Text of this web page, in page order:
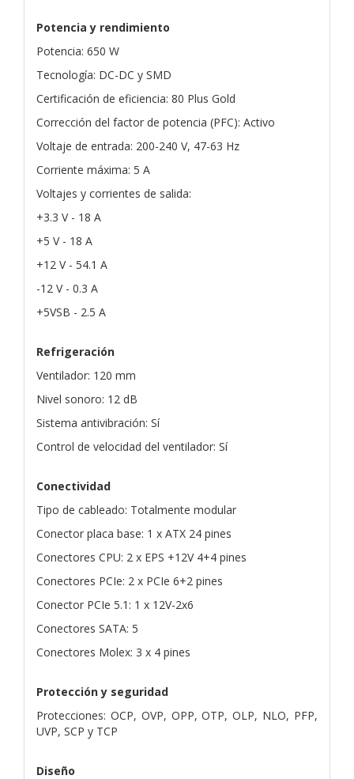
Potencia y rendimiento
Potencia: 650 W
Tecnología: DC-DC y SMD
Certificación de eficiencia: 80 Plus Gold
Corrección del factor de potencia (PFC): Activo
Voltaje de entrada: 200-240 V, 47-63 Hz
Corriente máxima: 5 A
Voltajes y corrientes de salida:
+3.3 V - 18 A
+5 V - 18 A
+12 V - 54.1 A
-12 V - 0.3 A
+5VSB - 2.5 A
Refrigeración
Ventilador: 120 mm
Nivel sonoro: 12 dB
Sistema antivibración: Sí
Control de velocidad del ventilador: Sí
Conectividad
Tipo de cableado: Totalmente modular
Conector placa base: 1 x ATX 24 pines
Conectores CPU: 2 x EPS +12V 4+4 pines
Conectores PCIe: 2 x PCIe 6+2 pines
Conector PCIe 5.1: 1 x 12V-2x6
Conectores SATA: 5
Conectores Molex: 3 x 4 pines
Protección y seguridad
Protecciones: OCP, OVP, OPP, OTP, OLP, NLO, PFP,
UVP, SCP y TCP
Diseño